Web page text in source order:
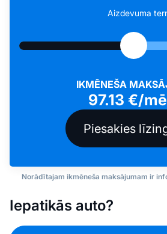
Aizdevuma
IKMĒNEŠA
97.13 €/
Norādītajam ikmēneša maksājumam ir
Iepatikās auto?